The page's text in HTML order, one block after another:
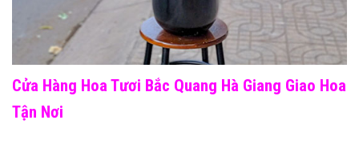
Cửa Hàng Hoa Tươi Bắc Quang Hà Giang Giao Hoa
Tận Nơi